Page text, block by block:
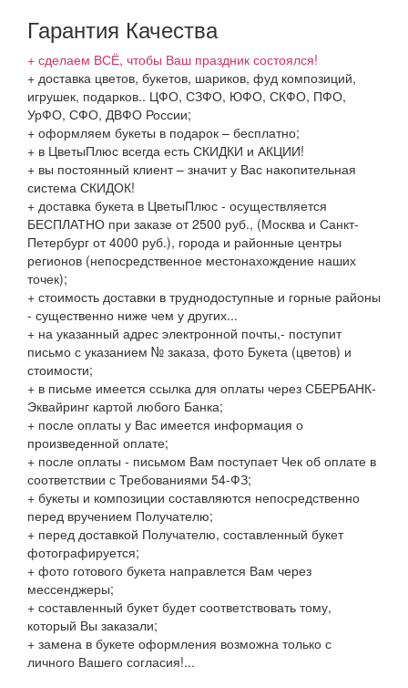
Гарантия Качества
+ сделаем ВСЁ, чтобы Ваш праздник состоялся!
+ доставка цветов, букетов, шариков, фуд композиций,
игрушек, подарков.. ЦФО, СЗФО, ЮФО, СКФО, ПФО,
УрФО, СФО, ДВФО России;
+ оформляем букеты в подарок – бесплатно;
+ в ЦветыПлюс всегда есть СКИДКИ и АКЦИИ!
+ вы постоянный клиент – значит у Вас накопительная
система СКИДОК!
+ доставка букета в ЦветыПлюс - осуществляется
БЕСПЛАТНО при заказе от 2500 руб., (Москва и Санкт-
Петербург от 4000 руб.), города и районные центры
регионов (непосредственное местонахождение наших
точек);
+ стоимость доставки в труднодоступные и горные районы
- существенно ниже чем у других...
+ на указанный адрес электронной почты,- поступит
письмо с указанием № заказа, фото Букета (цветов) и
стоимости;
+ в письме имеется ссылка для оплаты через СБЕРБАНК-
Эквайринг картой любого Банка;
+ после оплаты у Вас имеется информация о
произведенной оплате;
+ после оплаты - письмом Вам поступает Чек об оплате в
соответствии с Требованиями 54-ФЗ;
+ букеты и композиции составляются непосредственно
перед вручением Получателю;
+ перед доставкой Получателю, составленный букет
фотографируется;
+ фото готового букета направлется Вам через
мессенджеры;
+ составленный букет будет соответствовать тому,
который Вы заказали;
+ замена в букете оформления возможна только с
личного Вашего согласия!...